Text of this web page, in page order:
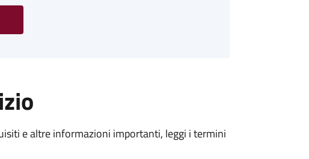
e altre informazioni importanti, leggi i termini